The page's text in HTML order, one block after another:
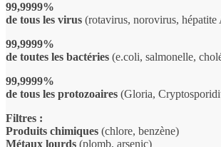
99,9999%
de tous les virus (rotavirus, norovirus, hépatite
99,9999%
de toutes les bactéries (e.coli, salmonelle,
99,9999%
de tous les protozoaires (Gloria,
Filtres :
Produits chimiques (chlore, benzène)
Métaux lourds (plomb, arsenic)